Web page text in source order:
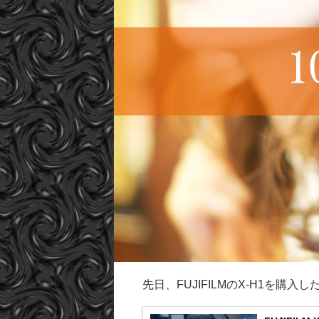
先日、FUJIFILMのX-H1を購入し